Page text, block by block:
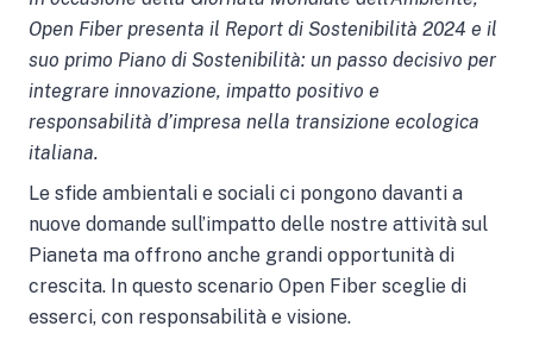
Open Fiber presenta il Report di Sostenibilità 2024 e il
suo primo Piano di Sostenibilità: un passo decisivo per
integrare innovazione, impatto positivo e
responsabilità d’impresa nella transizione ecologica
italiana.
Le sfide ambientali e sociali ci pongono davanti a
nuove domande sull’impatto delle nostre attività sul
Pianeta ma offrono anche grandi opportunità di
crescita. In questo scenario Open Fiber sceglie di
esserci, con responsabilità e visione.